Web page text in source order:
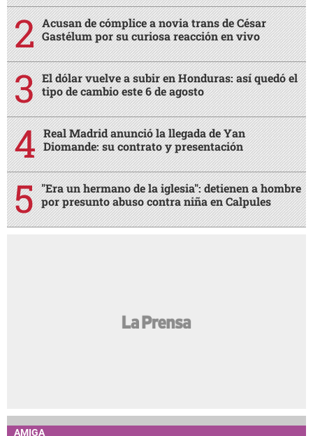
Acusan de cómplice a novia trans de César
Gastélum por su curiosa reacción en vivo
El dólar vuelve a subir en Honduras: así quedó el
tipo de cambio este 6 de agosto
Real Madrid anunció la llegada de Yan
Diomande: su contrato y presentación
"Era un hermano de la iglesia": detienen a hombre
por presunto abuso contra niña en Calpules
AMIGA